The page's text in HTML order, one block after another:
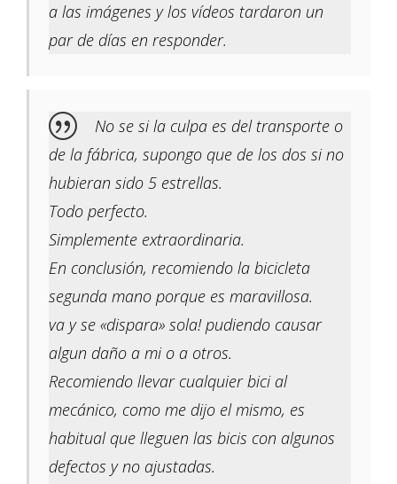
a las imágenes y los vídeos tardaron un
par de días en responder.
No se si la culpa es del transporte o
de la fábrica, supongo que de los dos si no
hubieran sido 5 estrellas.
Todo perfecto.
Simplemente extraordinaria.
En conclusión, recomiendo la bicicleta
segunda mano porque es maravillosa.
va y se «dispara» sola! pudiendo causar
algun daño a mi o a otros.
Recomiendo llevar cualquier bici al
mecánico, como me dijo el mismo, es
habitual que lleguen las bicis con algunos
defectos y no ajustadas.